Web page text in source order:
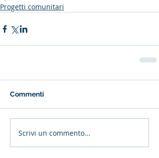
Progetti comunitari
Commenti
Scrivi un commento...